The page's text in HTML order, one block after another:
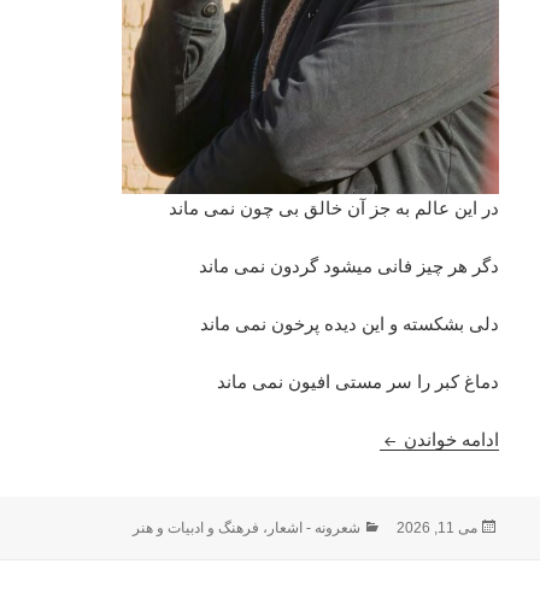
در این عالم به جز آن خالق بی چون نمی ماند
دگر هر چیز فانی میشود گردون نمی ماند
دلی بشکسته و این دیده پرخون نمی ماند
دماغ کبر را سر مستی افیون نمی ماند
ادامه خواندن به جان نیمه جانم دشمن دیرین تبر دارد: احمد محمود
ارسال
می 11, 2026 دسته‌ها
شعرونه - اشعار ، فرهنگ و ادبیات و هنر